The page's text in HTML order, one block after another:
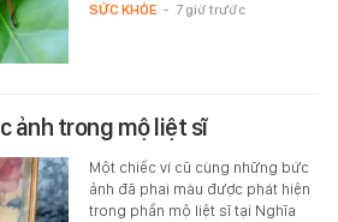
SỨC KHỎE - 7 giờ trước
ảnh trong mộ liệt sĩ
Một chiếc ví cũ cùng những bức
ảnh đã phai màu được phát hiện
trong phần mộ liệt sĩ tại Nghĩa